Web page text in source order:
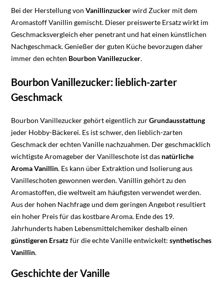
Bei der Herstellung vonVanillinzuckerwird Zucker mit dem
Aromastoff Vanillin gemischt. Dieser preiswerte Ersatz wirkt im
Geschmacksvergleich eher penetrant und hat einen künstlichen
Nachgeschmack. Genießer der guten Küche bevorzugen daher
immer den echten Bourbon Vanillezucker.
Bourbon Vanillezucker: lieblich-zarter
Geschmack
Bourbon Vanillezucker gehört eigentlich zurGrundausstattung
jeder Hobby-Bäckerei. Es ist schwer, den lieblich-zarten
Geschmack der echten Vanille nachzuahmen. Der geschmacklich
wichtigste Aromageber der Vanilleschote ist das natürliche
Aroma Vanillin. Es kann über Extraktion und Isolierung aus
Vanilleschoten gewonnen werden. Vanillin gehört zu den
Aromastoffen, die weltweit am häufigsten verwendet werden.
Aus der hohen Nachfrage und dem geringen Angebot resultiert
ein hoher Preis für das kostbare Aroma. Ende des 19.
Jahrhunderts haben Lebensmittelchemiker deshalb einen
günstigeren Ersatzfür die echte Vanille entwickelt:synthetisches
Vanillin.
Geschichte der Vanille